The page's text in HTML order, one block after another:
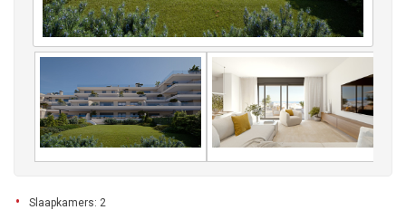
Slaapkamers: 2